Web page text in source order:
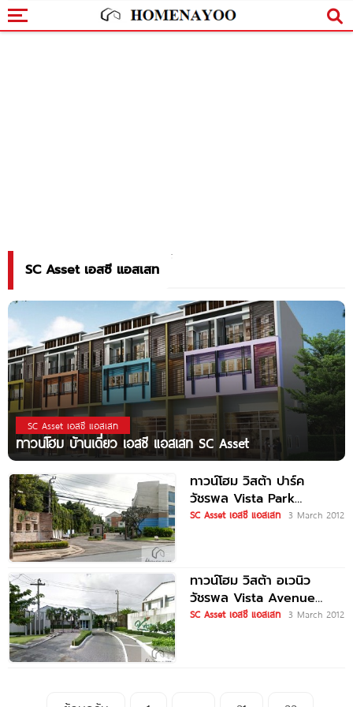
SC Asset เอสซี แอสเสท
SC Asset เอสซี แอสเสท
ทาวน์โฮม บ้านเดี่ยว เอสซี แอสเสท SC Asset
ทาวน์โฮม วิสต้า ปาร์ค
วัชรพล Vista Park
Watcharapol
SC Asset เอสซี แอสเสท 3 March 2012
ทาวน์โฮม วิสต้า อเวนิว
วัชรพล Vista Avenue
Watcharapol
SC Asset เอสซี แอสเสท 3 March 2012